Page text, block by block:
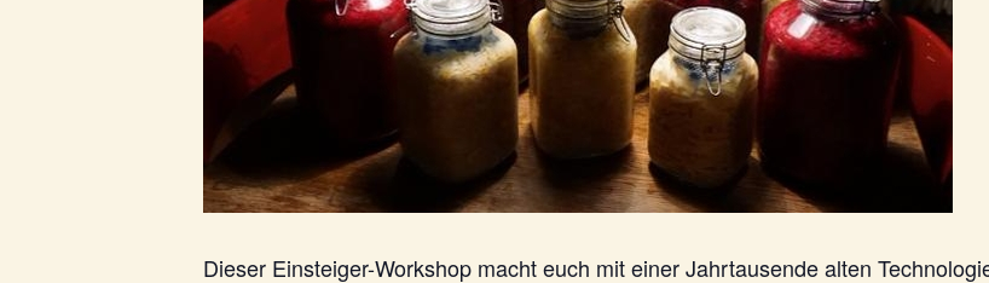
Dieser Einsteiger-Workshop macht euch mit einer Jahrtausende alten